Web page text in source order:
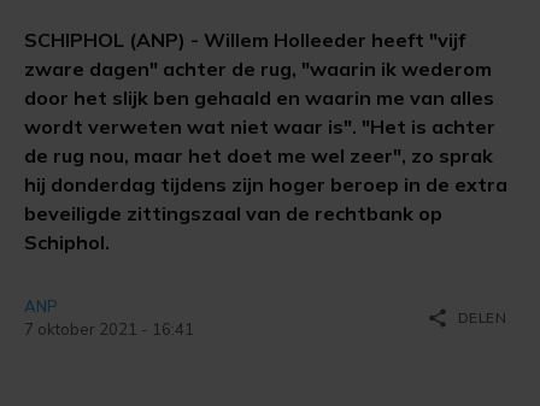
SCHIPHOL (ANP) - Willem Holleeder heeft "vijf
zware dagen" achter de rug, "waarin ik wederom
door het slijk ben gehaald en waarin me van alles
wordt verweten wat niet waar is". "Het is achter
de rug nou, maar het doet me wel zeer", zo sprak
hij donderdag tijdens zijn hoger beroep in de extra
beveiligde zittingszaal van de rechtbank op
Schiphol.
ANP
7 oktober 2021 - 16:41
share DELEN